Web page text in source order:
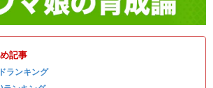
記事
ランキング